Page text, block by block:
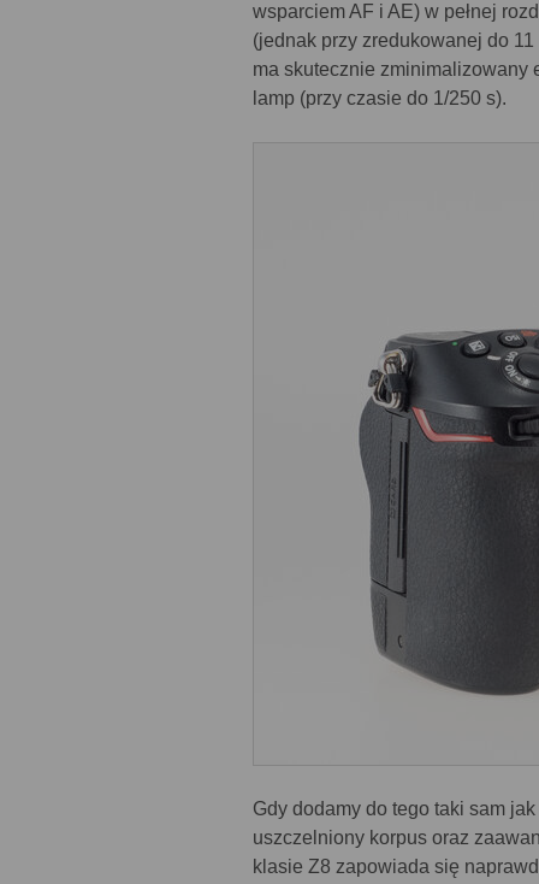
wsparciem AF i AE) w pełnej
(jednak przy zredukowanej do
ma skutecznie zminimalizowany
lamp (przy czasie do 1/250 s).
Gdy dodamy do tego taki sam
uszczelniony korpus oraz
klasie Z8 zapowiada się